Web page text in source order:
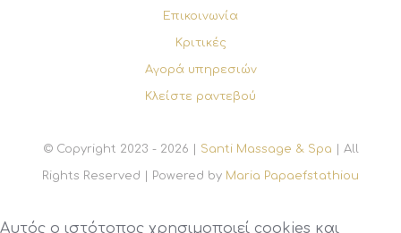
Επικοινωνία
Κριτικές
Αγορά υπηρεσιών
Κλείστε ραντεβού
© Copyright 2023 - 2026 | Santi Massage & Spa | All
Rights Reserved | Powered by Maria Papaefstathiou
Αυτός ο ιστότοπος χρησιμοποιεί cookies και